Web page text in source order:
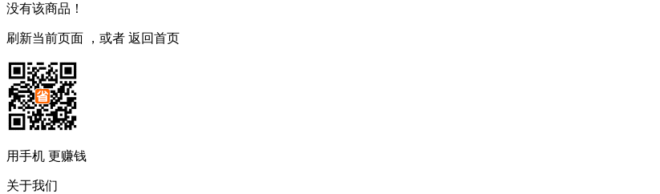
没有该商品！
刷新当前页面 ，或者 返回首页
用手机 更赚钱
关于我们